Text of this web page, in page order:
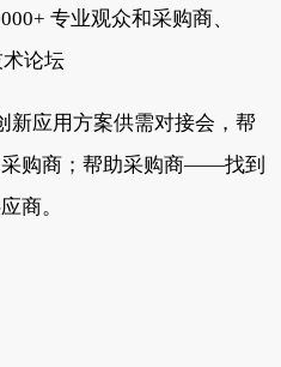
专业观众和采购商、
论坛
新应用方案供需对接会，帮
购商；帮助采购商——找到
商。